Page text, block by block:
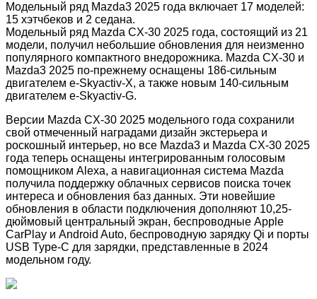
Модельный ряд Mazda3 2025 года включает 17 моделей:
15 хэтчбеков и 2 седана.
Модельный ряд Mazda CX-30 2025 года, состоящий из 21
модели, получил небольшие обновления для неизменно
популярного компактного внедорожника. Mazda CX-30 и
Mazda3 2025 по-прежнему оснащены 186-сильным
двигателем e-Skyactiv-X, а также новым 140-сильным
двигателем e-Skyactiv-G.
Версии Mazda CX-30 2025 модельного года сохранили
свой отмеченный наградами дизайн экстерьера и
роскошный интерьер, но все Mazda3 и Mazda CX-30 2025
года теперь оснащены интегрированным голосовым
помощником Alexa, а навигационная система Mazda
получила поддержку облачных сервисов поиска точек
интереса и обновления баз данных. Эти новейшие
обновления в области подключения дополняют 10,25-
дюймовый центральный экран, беспроводные Apple
CarPlay и Android Auto, беспроводную зарядку Qi и порты
USB Type-C для зарядки, представленные в 2024
модельном году.